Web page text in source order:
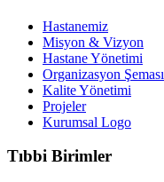
Hastanemiz
Misyon & Vizyon
Hastane Yönetimi
Organizasyon Şeması
Kalite Yönetimi
Projeler
Kurumsal Logo
Tıbbi Birimler